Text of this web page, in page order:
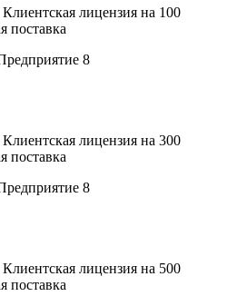
лицензия на 100
поставка
8
лицензия на 300
поставка
8
лицензия на 500
поставка